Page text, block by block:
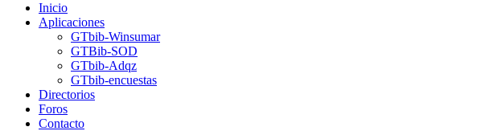
Inicio
Aplicaciones
GTbib-Winsumar
GTBib-SOD
GTbib-Adqz
GTbib-encuestas
Directorios
Foros
Contacto